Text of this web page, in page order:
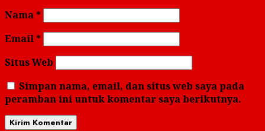
Nama*
Email*
Situs Web
Simpan nama, email, dan situs web saya pada
peramban ini untuk komentar saya berikutnya.